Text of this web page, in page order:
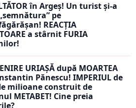
în Argeș! Un turist și-a
pe
REACȚIA
a stârnit FURIA
URIAȘĂ după MOARTEA
Pănescu! IMPERIUL de
milioane construit de
METABET! Cine preia